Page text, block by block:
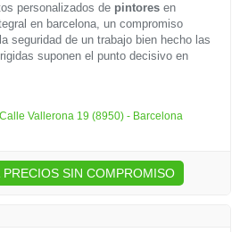
personalizados de pintores en
en barcelona, un compromiso
seguridad de un trabajo bien hecho las
suponen el punto decisivo en
Vallerona 19 (8950) - Barcelona
PRECIOS SIN COMPROMISO